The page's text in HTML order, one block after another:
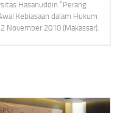
Hasanuddin “Perang
Kebiasaan dalam Hukum
November 2010 (Makassar).